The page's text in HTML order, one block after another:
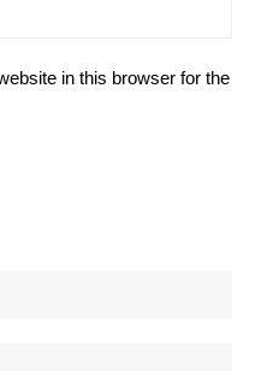
in this browser for the